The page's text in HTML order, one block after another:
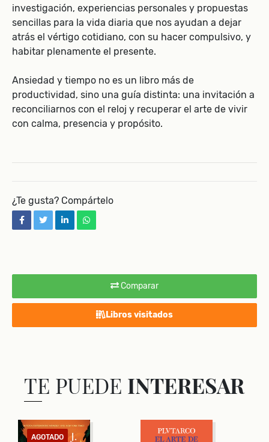
Comparar
Libros visitados
investigación, experiencias personales y propuestas
sencillas para la vida diaria que nos ayudan a dejar
atrás el vértigo cotidiano, con su hacer compulsivo, y
habitar plenamente el presente.
Ansiedad y tiempo no es un libro más de
productividad, sino una guía distinta: una invitación a
reconciliarnos con el reloj y recuperar el arte de vivir
con calma, presencia y propósito.
¿Te gusta? Compártelo
facebooktwitterlinkedinwhatsapp
TE PUEDE INTERESAR
AGOTADO